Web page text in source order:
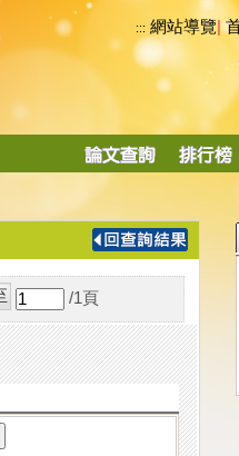
::: 網站導覽|
導
/1 頁